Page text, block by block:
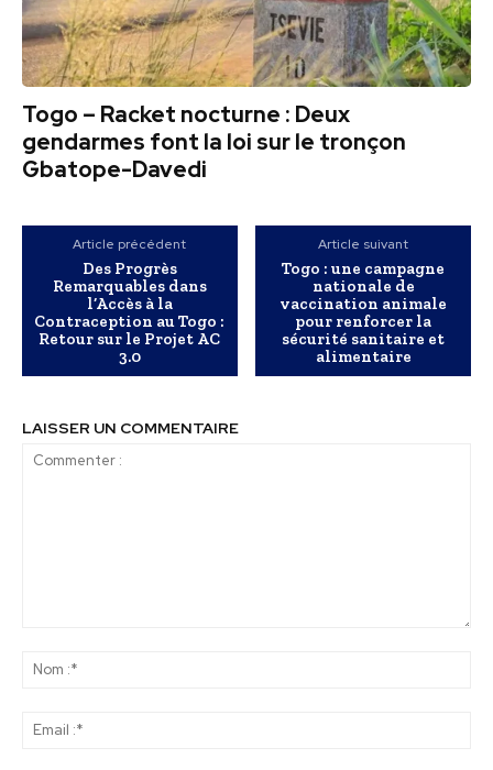
Togo – Racket nocturne : Deux
gendarmes font la loi sur le tronçon
Gbatope-Davedi
Article précédent
Des Progrès
Remarquables dans
l’Accès à la
Contraception au Togo :
Retour sur le Projet AC
3.0
Article suivant
Togo : une campagne
nationale de
vaccination animale
pour renforcer la
sécurité sanitaire et
alimentaire
LAISSER UN COMMENTAIRE